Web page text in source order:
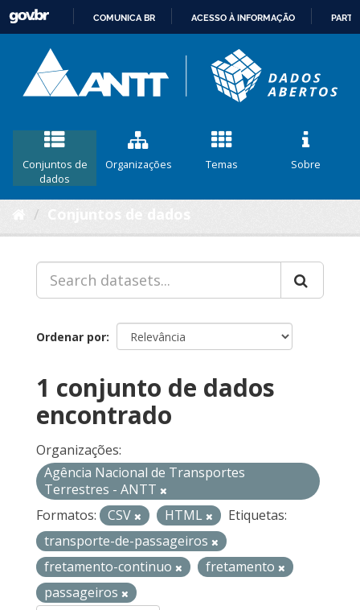
CONTEÚDO
COMUNICA BR ACESSO À INFORMAÇÃO
Conjuntos de
dados
Organizações Temas Sobre
Ordenar por
1 conjunto de dados
encontrado
Organizações:
Agência Nacional de Transportes
Terrestres - ANTT
Formatos:
CSV HTML
Etiquetas:
transporte-de-passageiros
fretamento-continuo
fretamento
passageiros